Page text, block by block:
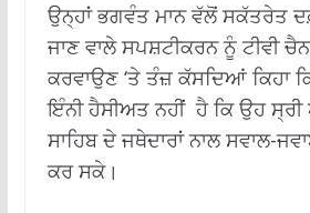
ਉਨ੍ਹਾਂ ਭਗਵੰਤ ਮਾਨ ਵੱਲੋਂ ਸਕੱਤਰੇਤ
ਜਾਣ ਵਾਲੇ ਸਪਸ਼ਟੀਕਰਨ ਨੂੰ ਟੀਵੀ
ਕਰਵਾਉਣ ‘ਤੇ ਤੰਜ਼ ਕੱਸਦਿਆਂ ਕਿਹਾ
ਇੰਨੀ ਹੈਸੀਅਤ ਨਹੀਂ ਹੈ ਕਿ ਉਹ
ਸਾਹਿਬ ਦੇ ਜਥੇਦਾਰਾਂ ਨਾਲ ਸਵਾਲ-
ਕਰ ਸਕੇ।